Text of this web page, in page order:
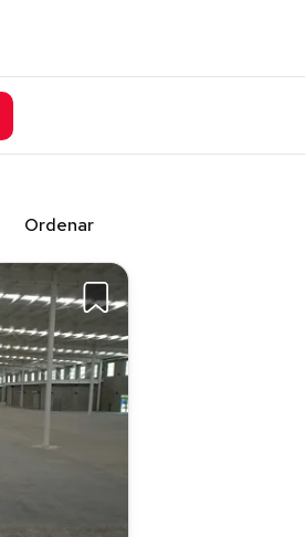
Ordenar